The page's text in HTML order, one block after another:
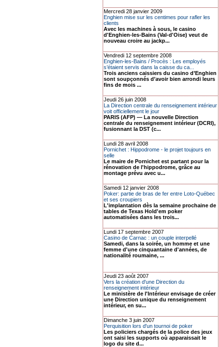
Mercredi 28 janvier 2009
Enghien mise sur les centimes pour rafler les
clients
Avec les machines à sous, le casino
d'Enghien-les-Bains (Val-d'Oise) veut de
nouveau croire au jackp...
Vendredi 12 septembre 2008
Enghien-les-Bains / Procès : Les employés
s’étaient servis dans la caisse du ca...
Trois anciens caissiers du casino d’Enghien
sont soupçonnés d’avoir bien arrondi leurs
fins de mois ...
Jeudi 26 juin 2008
La Direction centrale du renseignement intérieur
voit officiellement le jour
PARIS (AFP) — La nouvelle Direction
centrale du renseignement intérieur (DCRI),
fusionnant la DST (c...
Lundi 28 avril 2008
Pornichet : Hippodrome - le projet toujours en
selle
Le maire de Pornichet est partant pour la
rénovation de l'hippodrome, grâce au
montage prévu avec u...
Samedi 12 janvier 2008
Poker: partie de bras de fer entre Loto-Québec
et ses croupiers
L'implantation dès la semaine prochaine de
tables de Texas Hold'em poker
automatisées dans les trois...
Lundi 17 septembre 2007
Casino de Carnac : un couple interpellé
Samedi, dans la soirée, un homme et une
femme d'une cinquantaine d'années, de
nationalité roumaine, ...
Jeudi 23 août 2007
Vers la création d'une Direction du
renseignement intérieur
Le ministère de l'Intérieur envisage de créer
une Direction unique du renseignement
intérieur, en su...
Dimanche 3 juin 2007
Perquisition lors d'un tournoi de poker
Les policiers chargés de la police des jeux
ont saisi les supports où apparaissait le
logo du site d...